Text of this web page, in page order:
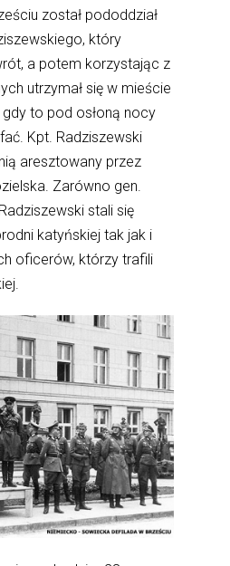
został pododdział
który
a potem korzystając z
utrzymał się w mieście
to pod osłoną nocy
Kpt. Radziszewski
aresztowany przez
Zarówno gen.
stali się
katyńskiej tak jak i
oficerów, którzy trafili